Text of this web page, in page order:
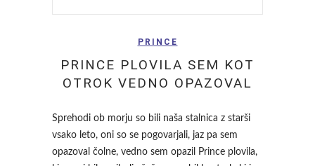
PRINCE
PRINCE PLOVILA SEM KOT
OTROK VEDNO OPAZOVAL
Sprehodi ob morju so bili naša stalnica z starši
vsako leto, oni so se pogovarjali, jaz pa sem
opazoval čolne, vedno sem opazil Prince plovila,